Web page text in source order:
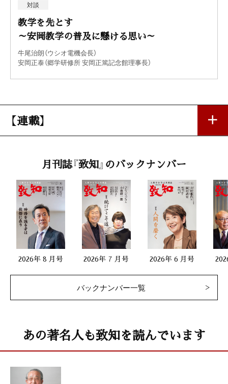
対談
教学を先とす
～安岡教学の普及に懸ける思い～
牛尾治朗（ウシオ電機会長）
安岡正泰（郷学研修所 安岡正篤記念館理事長）
【連載】
私の座右銘
「動十分心 動七分身」
金子仁洋（統治評論家、警察大学元校長）
第一線で活躍する女性
「ソフトボールの道を通じて自分を高め続けてきた」
斎藤春香（ソフトボール女子日本代表監督）
「器量よりも芸で売れ」
みな子（吉原芸者）
生命のメッセージ25
齋藤 孝（明治大学教授）
月刊誌『致知』のバックナンバー
2026年 8 月号 2026年 7 月号 2026年 6 月号
バックナンバー一覧
あの著名人も致知を読んでいます